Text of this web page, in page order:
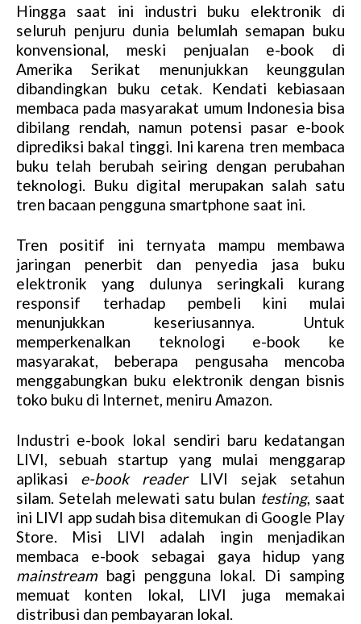
M
u
t
e
Hingga saat ini industri buku elektronik di
seluruh penjuru dunia belumlah semapan buku
konvensional, meski penjualan e-book di
Amerika Serikat menunjukkan keunggulan
dibandingkan buku cetak. Kendati kebiasaan
membaca pada masyarakat umum Indonesia bisa
dibilang rendah, namun potensi pasar e-book
diprediksi bakal tinggi. Ini karena tren membaca
buku telah berubah seiring dengan perubahan
teknologi. Buku digital merupakan salah satu
tren bacaan pengguna smartphone saat ini.
Tren positif ini ternyata mampu membawa
jaringan penerbit dan penyedia jasa buku
elektronik yang dulunya seringkali kurang
responsif terhadap pembeli kini mulai
menunjukkan keseriusannya. Untuk
memperkenalkan teknologi e-book ke
masyarakat, beberapa pengusaha mencoba
menggabungkan buku elektronik dengan bisnis
toko buku di Internet, meniru Amazon.
Industri e-book lokal sendiri baru kedatangan
LIVI, sebuah startup yang mulai menggarap
aplikasi e-book readerLIVI sejak setahun
silam. Setelah melewati satu bulan testing, saat
ini LIVI app sudah bisa ditemukan di Google Play
Store. Misi LIVI adalah ingin menjadikan
membaca e-book sebagai gaya hidup yang
mainstreambagi pengguna lokal. Di samping
memuat konten lokal, LIVI juga memakai
distribusi dan pembayaran lokal.